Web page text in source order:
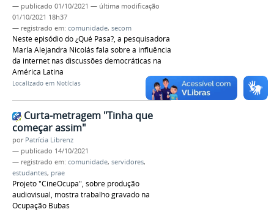
— publicado 01/10/2021 — última modificação
01/10/2021 18h37
— registrado em: comunidade, secom
Neste episódio do ¿Qué Pasa?, a pesquisadora
María Alejandra Nicolás fala sobre a influência
da internet nas discussões democráticas na
América Latina
Localizado em Notícias
Curta-metragem "Tinha que
começar assim"
por Patrícia Librenz
— publicado 14/10/2021
— registrado em: comunidade, servidores,
estudantes, prae
Projeto "CineOcupa", sobre produção
audiovisual, mostra trabalho gravado na
Ocupação Bubas